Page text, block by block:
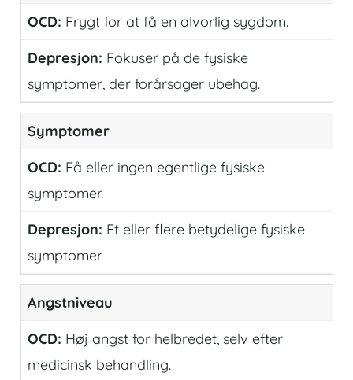
Frygt for at få en alvorlig sygdom.
Fokuser på de fysiske
symptomer, der forårsager ubehag.
Symptomer
Få eller ingen egentlige fysiske
symptomer.
Et eller flere betydelige fysiske
symptomer.
Angstniveau
Høj angst for helbredet, selv efter
medicinsk behandling.